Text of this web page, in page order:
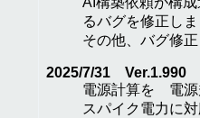
るバグを修正しま
その他、バグ修
2025/7/31 Ver.1.990
電源計算を 電源
スパイク電力に